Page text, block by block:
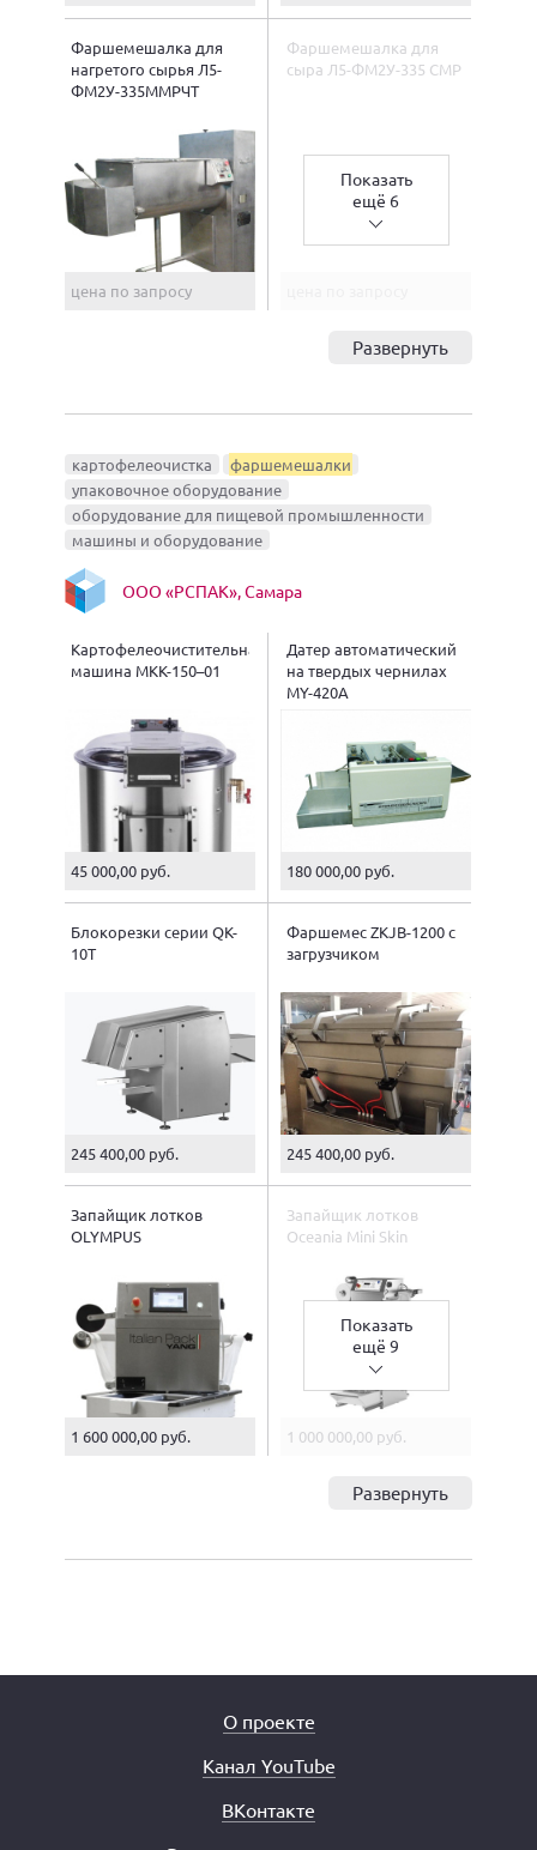
Фаршемешалка для
нагретого сырья Л5-
ФМ2У-335ММРЧТ
цена по запросу
Фаршемешалка для
сыра Л5-ФМ2У-335 СМР
Показать
ещё 6
Развернуть
картофелеочистка
фаршемешалки
упаковочное оборудование
оборудование для пищевой промышленности
машины и оборудование
ООО «РСПАК», Самара
Картофелеочистительная
машина МКК-150–01
45 000,00 руб.
Датер автоматический
на твердых чернилах
MY-420A
180 000,00 руб.
Блокорезки серии QK-
10T
245 400,00 руб.
Фаршемес ZKJB-1200 с
загрузчиком
245 400,00 руб.
Запайщик лотков
OLYMPUS
1 600 000,00 руб.
Запайщик лотков
Oceania Mini Skin
Показать
ещё 9
1 000 000,00 руб.
Развернуть
О проекте
Канал YouTube
ВКонтакте